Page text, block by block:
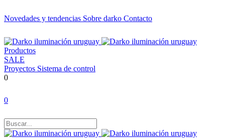
Novedades y tendencias Sobre darko Contacto
Productos
SALE
Proyectos Sistema de control
0
0